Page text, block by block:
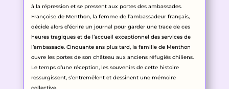
à la répression et se pressent aux portes des ambassades.
Françoise de Menthon, la femme de l’ambassadeur français,
décide alors d’écrire un journal pour garder une trace de ces
heures tragiques et de l’accueil exceptionnel des services de
l’ambassade. Cinquante ans plus tard, la famille de Menthon
ouvre les portes de son château aux anciens réfugiés chiliens.
Le temps d’une réception, les souvenirs de cette histoire
ressurgissent, s’entremêlent et dessinent une mémoire
collective.